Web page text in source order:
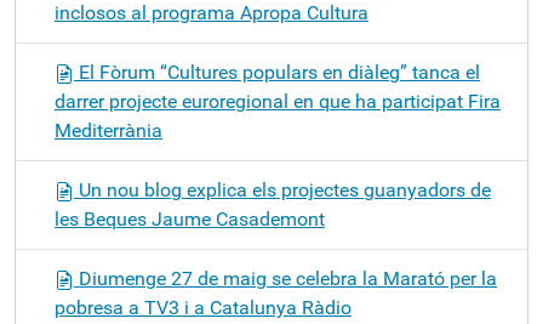
inclosos al programa Apropa Cultura
El Fòrum “Cultures populars en diàleg” tanca el
darrer projecte euroregional en que ha participat Fira
Mediterrània
Un nou blog explica els projectes guanyadors de
les Beques Jaume Casademont
Diumenge 27 de maig se celebra la Marató per la
pobresa a TV3 i a Catalunya Ràdio